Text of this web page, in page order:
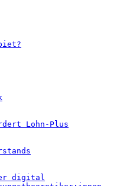
Lohn-Plus
digital